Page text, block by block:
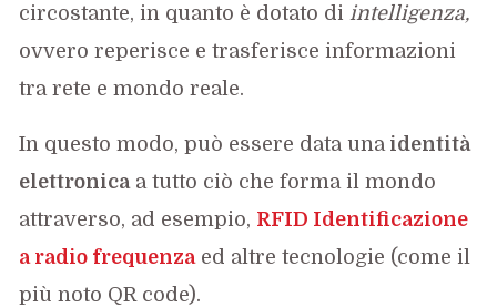
circostante, in quanto è dotato di intelligenza,
ovvero reperisce e trasferisce informazioni
tra rete e mondo reale.
In questo modo, può essere data una identità
elettronica a tutto ciò che forma il mondo
attraverso, ad esempio, RFID Identificazione
a radio frequenza ed altre tecnologie (come il
più noto QR code).